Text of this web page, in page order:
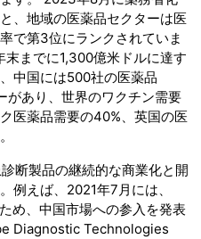
、地域の医薬品セクターは医
で第3位にランクされていま
までに1,300億米ドルに達す
中国には500社の医薬品
があり、世界のワクチン需要
医薬品需要の40%、英国の医
断製品の継続的な商業化と開
例えば、2021年7月には、
め、中国市場への参入を発表
Diagnostic Technologies